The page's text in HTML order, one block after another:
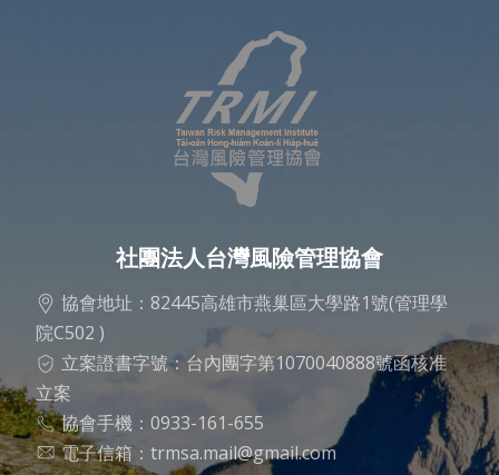
社團法人台灣風險管理協會
協會地址：82445高雄市燕巢區大學路1號(管理學
院C502 )
立案證書字號：台內團字第1070040888號函核准
立案
協會手機：0933-161-655
電子信箱： trmsa.mail@gmail.com